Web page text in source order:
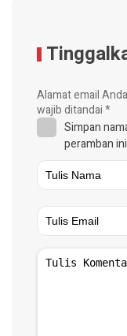
Alamat email
wajib ditandai*
Simpan
peramban